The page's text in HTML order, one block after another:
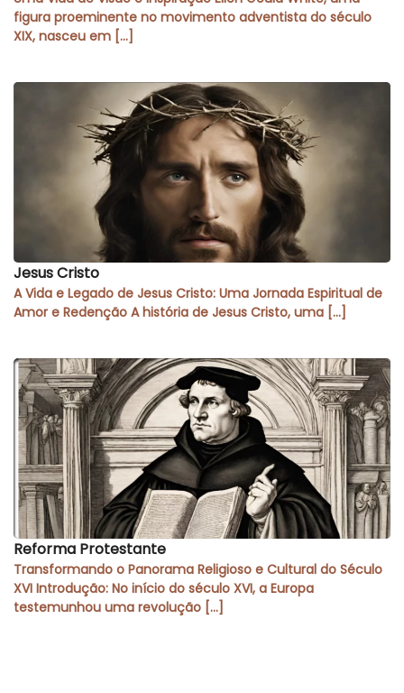
figura proeminente no movimento adventista do século
XIX, nasceu em […]
Jesus Cristo
A Vida e Legado de Jesus Cristo: Uma Jornada Espiritual de
Amor e Redenção A história de Jesus Cristo, uma […]
Reforma Protestante
Transformando o Panorama Religioso e Cultural do Século
XVI Introdução: No início do século XVI, a Europa
testemunhou uma revolução […]